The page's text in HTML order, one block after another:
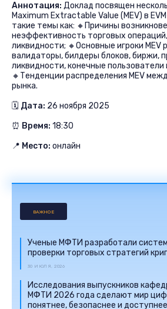
Аннотация: Доклад посвящен
Maximum Extractable Value (MEV) в
такие темы как: 🔸Причины
неэффективность торговых
ликвидности; 🔸Основные игроки MEV
валидаторы, билдеры блоков, биржи,
ликвидности, конечные пользователи
🔸Тенденции распределения MEV
рынка.
🗓 Дата: 26 ноября 2025
⏰ Время: 18:30
📍 Место: онлайн
ВАЖНОЕ
Ученые МФТИ разработали
проверки торговых стратегий
30 ИЮЛЯ, 2026
Исследования выпускников
МФТИ 2026 года сделают мир
понятнее, безопаснее и доступнее